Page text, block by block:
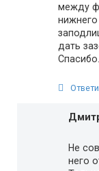
между
дать
Спасибо.
Не
него